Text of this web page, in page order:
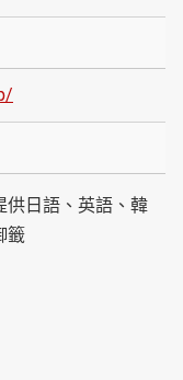
供日語、英語、韓
籤